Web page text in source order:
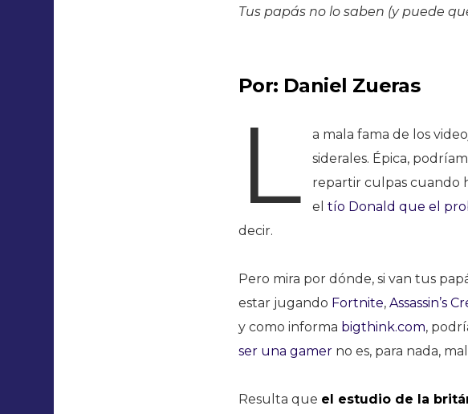
Tus papás no lo saben (y puede
Por: Daniel Zueras
L
a mala fama de los
siderales. Épica,
repartir culpas cuando
eltío Donald que el
decir.
Pero mira por dónde, si van tus
estar jugando Fortnite, Assassin’s
y como informa bigthink.com,
ser una gamer no es, para nada,
Resulta que el estudio de la